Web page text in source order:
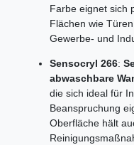
Farbe eignet sich
Flächen wie
Gewerbe- und
Sensocryl 266:
abwaschbare
die sich ideal für
Beanspruchung
Oberfläche hält